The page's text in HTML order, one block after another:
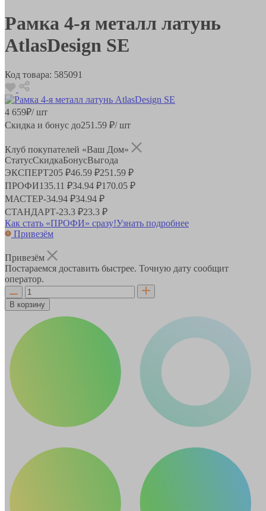
Рамка 4-я металл латунь
AtlasDesign SE
Код товара: 585091
4 659₽/ шт
Скидка и бонус до251.59 ₽/ шт
Клуб покупателей «Ваш Дом»
СтатусСкидкаБонусВыгода
ЭКСПЕРТ205 ₽46.59 ₽251.59 ₽
ПРОФИ135.11 ₽34.94 ₽170.05 ₽
МАСТЕР-34.94 ₽34.94 ₽
СТАНДАРТ-23.3 ₽23.3 ₽
Как стать «ПРОФИ» сразу!Узнать подробнее
Привезём
Привезём
Постараемся доставить быстрее. Точную дату сообщит
оператор.
В корзину